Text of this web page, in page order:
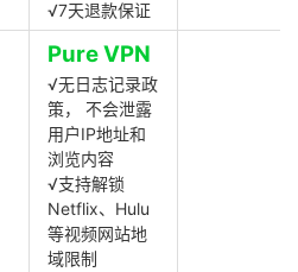
√7天退款保证
Pure VPN
√无日志记录政
策， 不会泄露
用户IP地址和
浏览内容
√支持解锁
Netflix、Hulu
等视频网站地
域限制